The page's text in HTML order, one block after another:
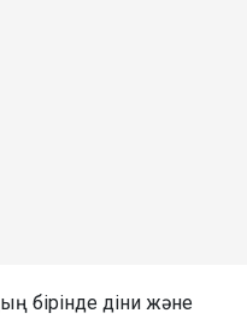
бірінде діни және